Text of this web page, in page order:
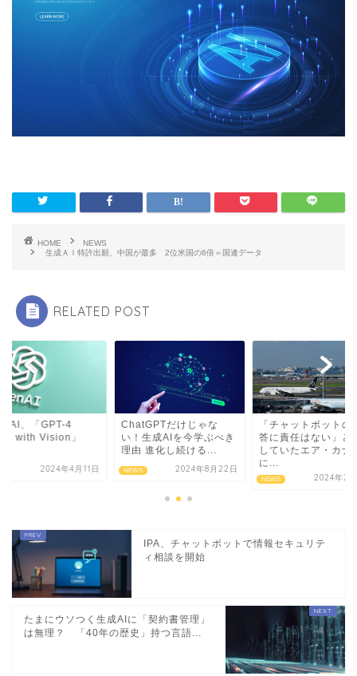
HOME
NEWS
生成ＡＩ特許出願、中国が最多 2位米国の6倍＝国連データ
RELATED POST
、「GPT-4
with Vision」
2024年4月11日 NEWS
ChatGPTだけじゃな
い！生成AIを今学ぶべき
理由 進化し続ける...
2024年8月22日
NEWS
「チャットボットの
答に責任はない」と
していたエア・カナ
に...
2024年2
IPA、チャットボットで情報セキュリテ
ィ相談を開始
たまにウソつく生成AIに「契約書管理」
は無理？ 「40年の歴史」持つ言語...